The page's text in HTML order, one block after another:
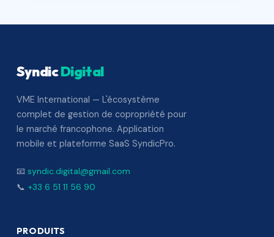
SyndicDigital
VME International — L'écosystème
complet de gestion de copropriété pour
le marché francophone. Application
mobile et plateforme SaaS SyndicPro.
📧 syndic.digital@gmail.com
📞 +33 6 51 11 56 90
PRODUITS